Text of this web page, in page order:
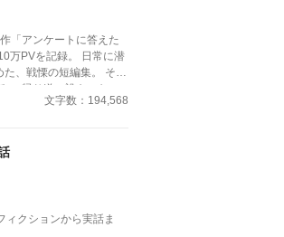
言った。「神々は神では
えた。 会社の営業で関
。コウイチは仕事よりも
ことに熱中したほどだっ
料にコウイチは目を
。 東京の西、檜原村の
まっているようだ。
い古書店主。二人目は何
はついに祠を見つけ
「アンケートに答えた
万PVを記録。 日常に潜
戦慄の短編集。 その
ない
どこにでもある日常
最後の一行で現実がひ
あと、ふとした静寂が
文字数：194,568